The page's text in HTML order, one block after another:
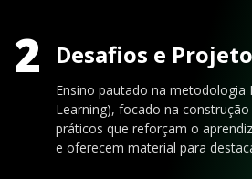
2 Desafios e
Ensino pautado na metodologia
Learning), focado na
práticos que reforçam o
e oferecem material para